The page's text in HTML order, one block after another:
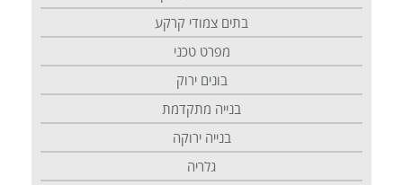
בתים צמודי קרקע
מפרט טכני
בונים ירוק
בנייה מתקדמת
בנייה ירוקה
גלריה